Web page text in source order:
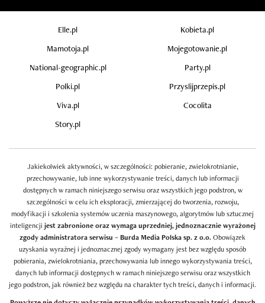
Elle.pl
Kobieta.pl
Mamotoja.pl
Mojegotowanie.pl
National-geographic.pl
Party.pl
Polki.pl
Przyslijprzepis.pl
Viva.pl
Cocolita
Story.pl
Jakiekolwiek aktywności, w szczególności: pobieranie, zwielokrotnianie,
przechowywanie, lub inne wykorzystywanie treści, danych lub informacji
dostępnych w ramach niniejszego serwisu oraz wszystkich jego podstron, w
szczególności w celu ich eksploracji, zmierzającej do tworzenia, rozwoju,
modyfikacji i szkolenia systemów uczenia maszynowego, algorytmów lub sztucznej
inteligencji jest zabronione oraz wymaga uprzedniej, jednoznacznie wyrażonej
zgody administratora serwisu – Burda Media Polska sp. z o.o.Obowiązek
uzyskania wyraźnej i jednoznacznej zgody wymagany jest bez względu sposób
pobierania, zwielokrotniania, przechowywania lub innego wykorzystywania treści,
danych lub informacji dostępnych w ramach niniejszego serwisu oraz wszystkich
jego podstron, jak również bez względu na charakter tych treści, danych i informacji.